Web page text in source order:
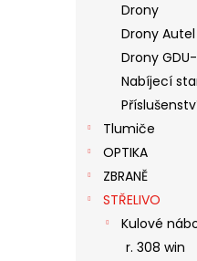
Drony
Drony
Drony
Nabíjecí
Tlumiče
OPTIKA
ZBRANĚ
STŘELIVO
Kulové
r. 308 win